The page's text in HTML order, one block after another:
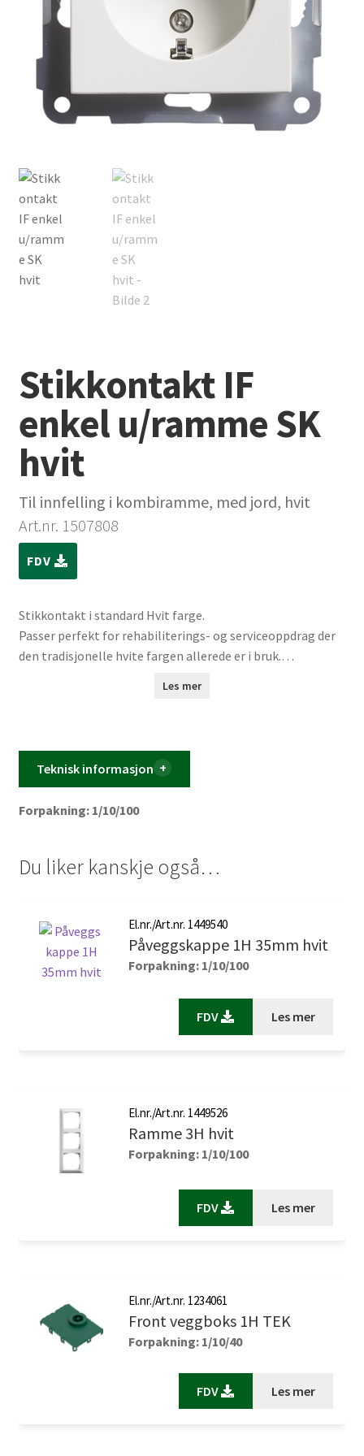
Stikkontakt IF
enkel u/ramme SK
hvit
Til innfelling i kombiramme, med jord, hvit
Art.nr. 1507808
FDV
Stikkontakt i standard Hvit farge.
Passer perfekt for rehabiliterings- og serviceoppdrag der
den tradisjonelle hvite fargen allerede er i bruk.
Les mer
Teknisk informasjon
Forpakning: 1/10/100
Du liker kanskje også…
El.nr./Art.nr. 1449540
Påveggskappe 1H 35mm hvit
Forpakning: 1/10/100
FDV Les mer
El.nr./Art.nr. 1449526
Ramme 3H hvit
Forpakning: 1/10/100
FDV Les mer
El.nr./Art.nr. 1234061
Front veggboks 1H TEK
Forpakning: 1/10/40
FDV Les mer